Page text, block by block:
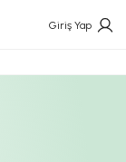
Giriş Yap